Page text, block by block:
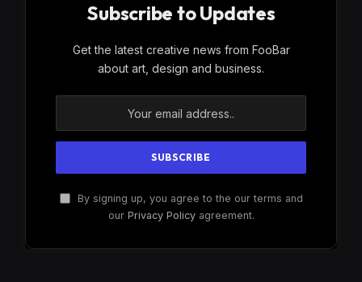
Subscribe to Updates
Get the latest creative news from FooBar
about art, design and business.
By signing up, you agree to the our terms and
our Privacy Policyagreement.